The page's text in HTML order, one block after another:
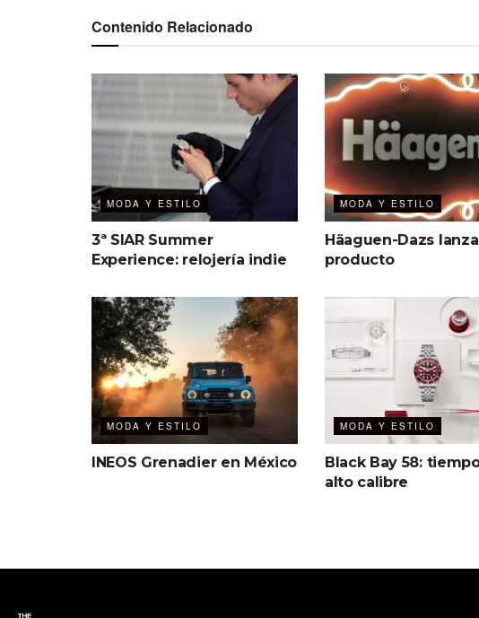
Contenido Relacionado
MODA Y ESTILO
3ª SIAR Summer
Experience: relojería indie
MODA Y ESTILO
Häaguen-Dazs lanza
producto
MODA Y ESTILO
INEOS Grenadier en México
MODA Y ESTILO
Black Bay 58:
alto calibre